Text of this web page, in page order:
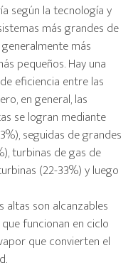
según la tecnología y
más grandes de
más
pequeños. Hay una
eficiencia entre las
en general, las
se logran mediante
seguidas de grandes
turbinas de gas de
(22-33%) y luego
altas son alcanzables
funcionan en ciclo
que convierten el